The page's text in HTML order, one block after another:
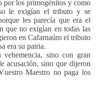
por los primogénitos y como
le exigían el tributo y se
les parecía que era el
no exigían en todas las
en Cafarnaúm el tributo
era su patria.
sino con gran
acusación, sino que dijeron
Maestro no paga los